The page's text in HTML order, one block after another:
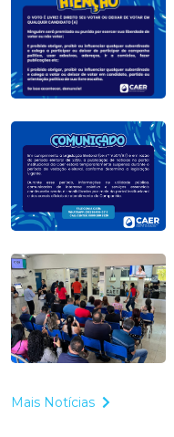
Mais Notícias